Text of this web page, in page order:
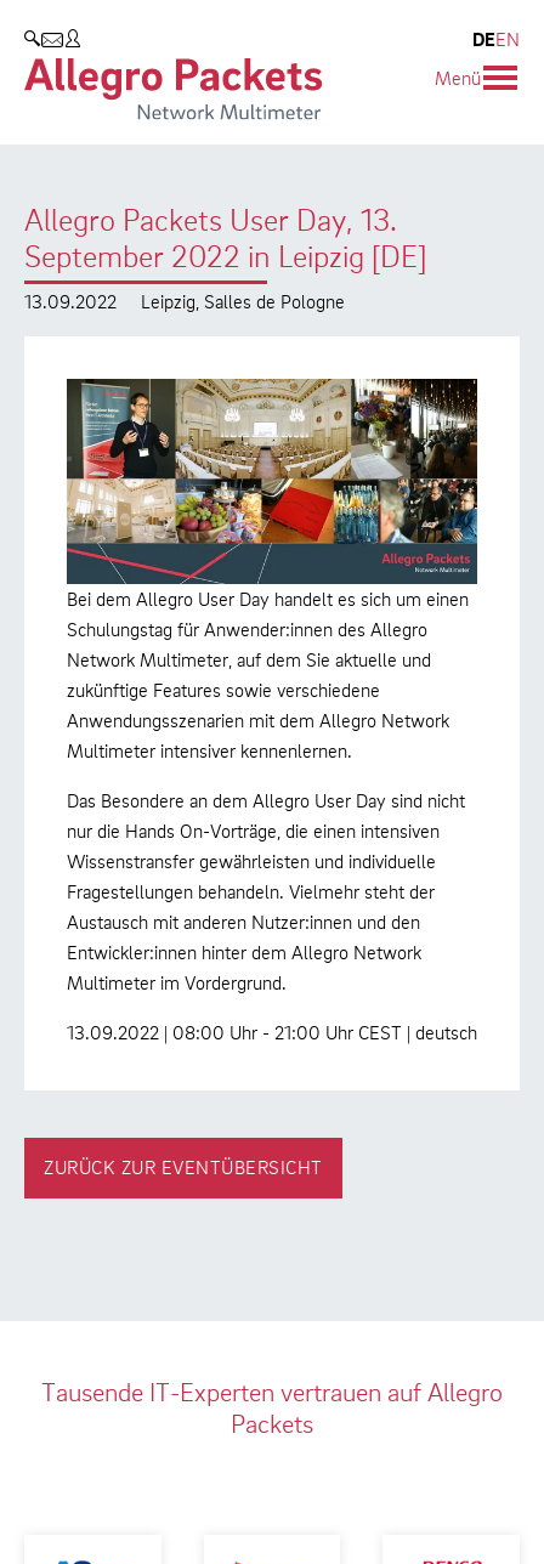
SUCHEN
DEEN
Menü
Allegro Packets User Day, 13.
September 2022 in Leipzig [DE]
13.09.2022 Leipzig, Salles de Pologne
Bei dem Allegro User Day handelt es sich um einen
Schulungstag für Anwender:innen des Allegro
Network Multimeter, auf dem Sie aktuelle und
zukünftige Features sowie verschiedene
Anwendungsszenarien mit dem Allegro Network
Multimeter intensiver kennenlernen.
Das Besondere an dem Allegro User Day sind nicht
nur die Hands On-Vorträge, die einen intensiven
Wissenstransfer gewährleisten und individuelle
Fragestellungen behandeln. Vielmehr steht der
Austausch mit anderen Nutzer:innen und den
Entwickler:innen hinter dem Allegro Network
Multimeter im Vordergrund.
13.09.2022 | 08:00 Uhr - 21:00 Uhr CEST | deutsch
ZURÜCK ZUR EVENTÜBERSICHT
Tausende IT-Experten vertrauen auf Allegro
Packets
Allegro Network Multimeter
Produktübersicht
Use Cases
Whitepaper
Case Studies
Support
Produkt-Handbuch
Training
Unternehmen
Partner
Umweltschutz
Karriere